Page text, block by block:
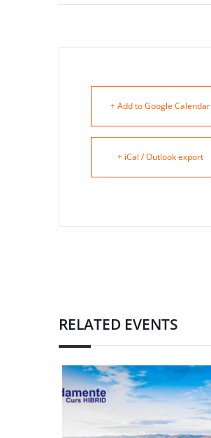
+ Add to Google Calendar
+ iCal / Outlook export
RELATED EVENTS